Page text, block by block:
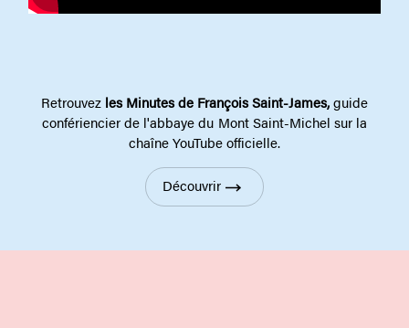
Retrouvezles Minutes de François Saint-James,guide
confériencier de l'abbaye du Mont Saint-Michel sur la
chaîne YouTube officielle.
Découvrir